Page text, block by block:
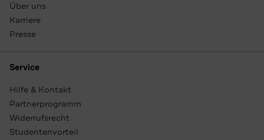
Über uns
Karriere
Presse
Service
Hilfe & Kontakt
Partnerprogramm
Widerrufsrecht
Studentenvorteil